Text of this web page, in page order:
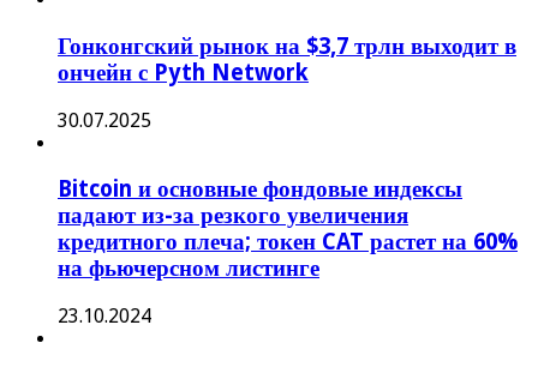
Гонконгский рынок на $3,7 трлн выходит в
ончейн с Pyth Network
30.07.2025
Bitcoin и основные фондовые индексы
падают из-за резкого увеличения
кредитного плеча; токен CAT растет на 60%
на фьючерсном листинге
23.10.2024